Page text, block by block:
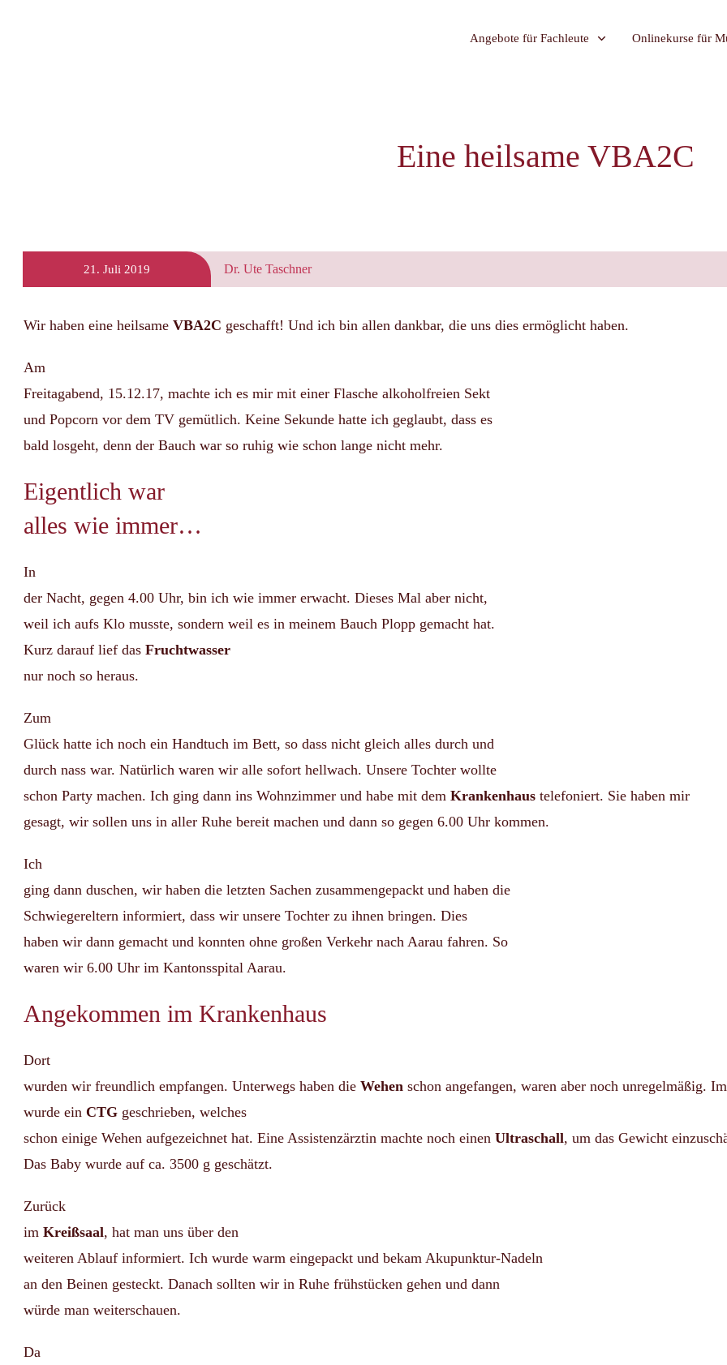
Angebote für Fachleute Onlinekurse für
Eine heilsame VBA2C
21. Juli 2019 Dr. Ute Taschner
Wir haben eine heilsame VBA2C geschafft! Und ich bin allen dankbar, die uns dies ermöglicht haben.
Am
Freitagabend, 15.12.17, machte ich es mir mit einer Flasche alkoholfreien Sekt
und Popcorn vor dem TV gemütlich. Keine Sekunde hatte ich geglaubt, dass es
bald losgeht, denn der Bauch war so ruhig wie schon lange nicht mehr.
Eigentlich war
alles wie immer…
In
der Nacht, gegen 4.00 Uhr, bin ich wie immer erwacht. Dieses Mal aber nicht,
weil ich aufs Klo musste, sondern weil es in meinem Bauch Plopp gemacht hat.
Kurz darauf lief das Fruchtwasser
nur noch so heraus.
Zum
Glück hatte ich noch ein Handtuch im Bett, so dass nicht gleich alles durch und
durch nass war. Natürlich waren wir alle sofort hellwach. Unsere Tochter wollte
schon Party machen. Ich ging dann ins Wohnzimmer und habe mit dem Krankenhaus telefoniert. Sie haben mir
gesagt, wir sollen uns in aller Ruhe bereit machen und dann so gegen 6.00 Uhr kommen.
Ich
ging dann duschen, wir haben die letzten Sachen zusammengepackt und haben die
Schwiegereltern informiert, dass wir unsere Tochter zu ihnen bringen. Dies
haben wir dann gemacht und konnten ohne großen Verkehr nach Aarau fahren. So
waren wir 6.00 Uhr im Kantonsspital Aarau.
Angekommen im Krankenhaus
Dort
wurden wir freundlich empfangen. Unterwegs haben die Wehen schon angefangen, waren aber noch unregelmäßig.
wurde ein CTG geschrieben, welches
schon einige Wehen aufgezeichnet hat. Eine Assistenzärztin machte noch einen Ultraschall, um das Gewicht
Das Baby wurde auf ca. 3500 g geschätzt.
Zurück
im Kreißsaal, hat man uns über den
weiteren Ablauf informiert. Ich wurde warm eingepackt und bekam Akupunktur-Nadeln
an den Beinen gesteckt. Danach sollten wir in Ruhe frühstücken gehen und dann
würde man weiterschauen.
Da